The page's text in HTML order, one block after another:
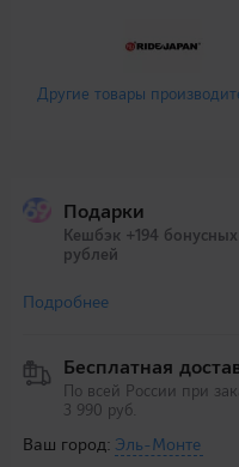
Другие товары
Подарки
Кешбэк +194 бонусных
рублей
Подробнее
Бесплатная
По всей России при
3 990 руб.
Ваш город: Эль-Монте